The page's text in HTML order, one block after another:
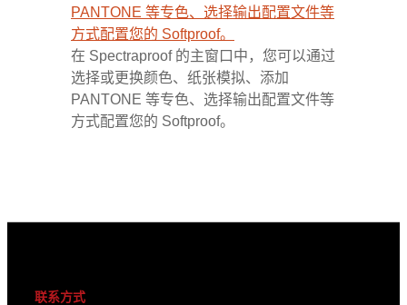
在 Spectraproof 的主窗口中，您可以通过
选择或更换颜色、纸张模拟、添加
PANTONE 等专色、选择输出配置文件等
方式配置您的 Softproof。
联系方式